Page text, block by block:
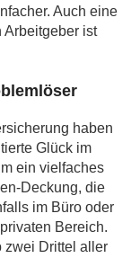
Auch eine
Arbeitgeber ist
haben
Glück im
ein vielfaches
Deckung, die
im Büro oder
Bereich.
zwei Drittel aller